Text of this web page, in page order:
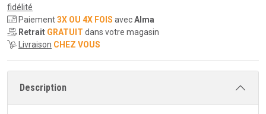
fidélité
Paiement3X OU 4X FOIS avecAlma
Retrait GRATUIT dans votre magasin
Livraison CHEZ VOUS
Description